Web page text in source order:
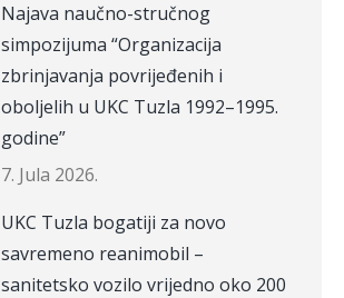
Najava naučno-stručnog
simpozijuma “Organizacija
zbrinjavanja povrijeđenih i
oboljelih u UKC Tuzla 1992–1995.
godine”
7. Jula 2026.
UKC Tuzla bogatiji za novo
savremeno reanimobil –
sanitetsko vozilo vrijedno oko 200